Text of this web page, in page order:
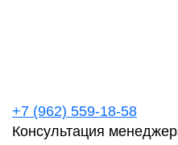
+7 (962) 559-18-58
Консультация